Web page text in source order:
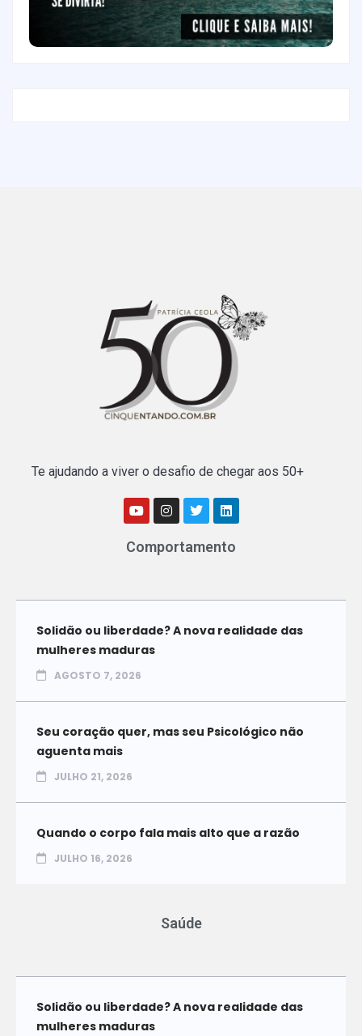
Te ajudando a viver o desafio de chegar aos 50+
Comportamento
Solidão ou liberdade? A nova realidade das
mulheres maduras
AGOSTO 7, 2026
Seu coração quer, mas seu Psicológico não
aguenta mais
JULHO 21, 2026
Quando o corpo fala mais alto que a razão
JULHO 16, 2026
Saúde
Solidão ou liberdade? A nova realidade das
mulheres maduras